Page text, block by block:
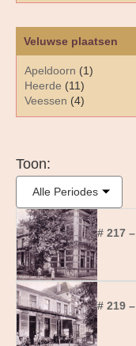
Veluwse plaatsen
Apeldoorn (1)
Heerde (11)
Veessen (4)
Toon:
Alle Periodes
# 217
# 219